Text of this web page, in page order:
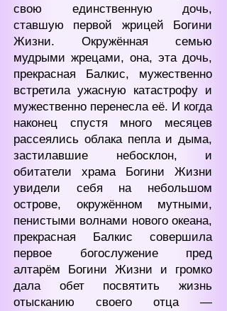
свою единственную дочь,
ставшую первой жрицей Богини
Жизни. Окружённая семью
мудрыми жрецами, она, эта дочь,
прекрасная Балкис, мужественно
встретила ужасную катастрофу и
мужественно перенесла её. И когда
наконец спустя много месяцев
рассеялись облака пепла и дыма,
застилавшие небосклон, и
обитатели храма Богини Жизни
увидели себя на небольшом
острове, окружённом мутными,
пенистыми волнами нового океана,
прекрасная Балкис совершила
первое богослужение пред
алтарём Богини Жизни и громко
дала обет посвятить жизнь
отысканию своего отца —